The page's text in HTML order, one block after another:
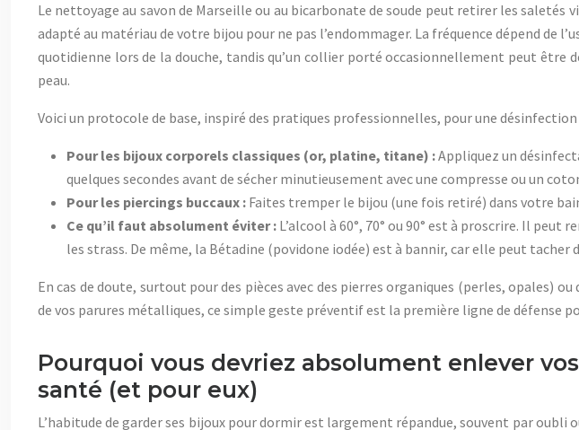
Le nettoyage au savon de Marseille ou au bicarbonate de soude peut retirer les
adapté au matériau de votre bijou pour ne pas l’endommager. La fréquence dépend de
quotidienne lors de la douche, tandis qu’un collier porté occasionnellement peut
peau.
Voici un protocole de base, inspiré des pratiques professionnelles, pour une désinfection
Pour les bijoux corporels classiques (or, platine, titane) :Appliquez un
quelques secondes avant de sécher minutieusement avec une compresse ou un
Pour les piercings buccaux : Faites tremper le bijou (une fois retiré) dans votre
Ce qu’il faut absolument éviter : L’alcool à 60°, 70° ou 90° est à proscrire. Il
les strass. De même, la Bétadine (povidone iodée) est à bannir, car elle peut
En cas de doute, surtout pour des pièces avec des pierres organiques (perles, opales)
de vos parures métalliques, ce simple geste préventif est la première ligne de défense
Pourquoi vous devriez absolument enlever
santé (et pour eux)
L’habitude de garder ses bijoux pour dormir est largement répandue, souvent par